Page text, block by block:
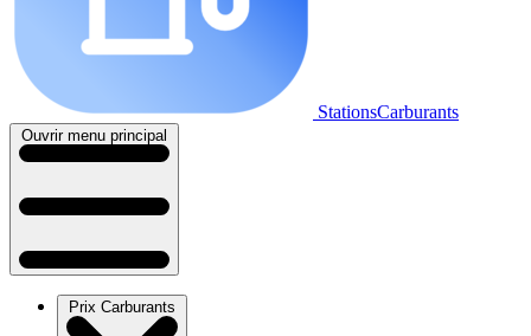
StationsCarburants
Ouvrir menu principal
Prix Carburants